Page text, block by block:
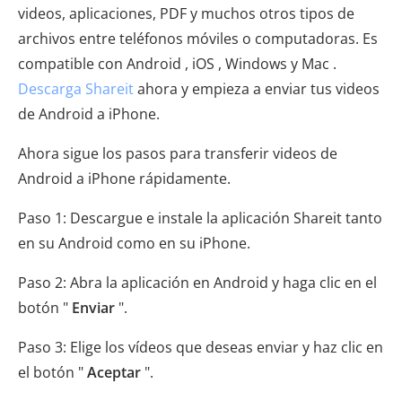
videos, aplicaciones, PDF y muchos otros tipos de
archivos entre teléfonos móviles o computadoras. Es
compatible con Android , iOS , Windows y Mac .
Descarga Shareitahora y empieza a enviar tus videos
de Android a iPhone.
Ahora sigue los pasos para transferir videos de
Android a iPhone rápidamente.
Paso 1: Descargue e instale la aplicación Shareit tanto
en su Android como en su iPhone.
Paso 2: Abra la aplicación en Android y haga clic en el
botón " Enviar ".
Paso 3: Elige los vídeos que deseas enviar y haz clic en
el botón "Aceptar ".